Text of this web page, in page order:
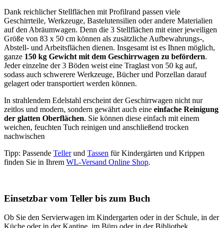
Dank reichlicher Stellflächen mit Profilrand passen viele
Geschirrteile, Werkzeuge, Bastelutensilien oder andere Materialien
auf den Abräumwagen. Denn die 3 Stellflächen mit einer jeweiligen
Größe von 83 x 50 cm können als zusätzliche Aufbewahrungs-,
Abstell- und Arbeitsflächen dienen. Insgesamt ist es Ihnen möglich,
ganze 150 kg Gewicht mit dem Geschirrwagen zu befördern.
Jeder einzelne der 3 Böden weist eine Traglast von 50 kg auf,
sodass auch schwerere Werkzeuge, Bücher und Porzellan darauf
gelagert oder transportiert werden können.
In strahlendem Edelstahl erscheint der Geschirrwagen nicht nur
zeitlos und modern, sondern gewährt auch eine einfache Reinigung
der glatten Oberflächen. Sie können diese einfach mit einem
weichen, feuchten Tuch reinigen und anschließend trocken
nachwischen
Tipp: Passende Tellerund Tassen für Kindergärten und Krippen
finden Sie in Ihrem WL-Versand Online Shop.
Einsetzbar vom Teller bis zum Buch
Ob Sie den Servierwagen im Kindergarten oder in der Schule, in der